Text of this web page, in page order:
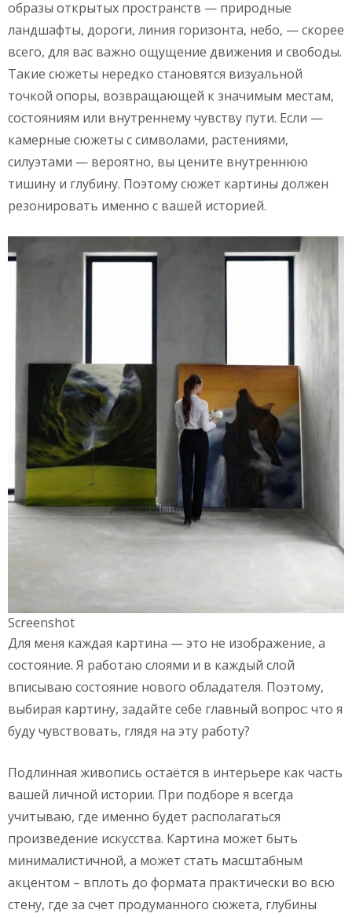
образы открытых пространств — природные
ландшафты, дороги, линия горизонта, небо, — скорее
всего, для вас важно ощущение движения и свободы.
Такие сюжеты нередко становятся визуальной
точкой опоры, возвращающей к значимым местам,
состояниям или внутреннему чувству пути. Если —
камерные сюжеты с символами, растениями,
силуэтами — вероятно, вы цените внутреннюю
тишину и глубину. Поэтому сюжет картины должен
резонировать именно с вашей историей.
Screenshot
Для меня каждая картина — это не изображение, а
состояние. Я работаю слоями и в каждый слой
вписываю состояние нового обладателя. Поэтому,
выбирая картину, задайте себе главный вопрос: что я
буду чувствовать, глядя на эту работу?
Подлинная живопись остаётся в интерьере как часть
вашей личной истории. При подборе я всегда
учитываю, где именно будет располагаться
произведение искусства. Картина может быть
минималистичной, а может стать масштабным
акцентом – вплоть до формата практически во всю
стену, где за счет продуманного сюжета, глубины